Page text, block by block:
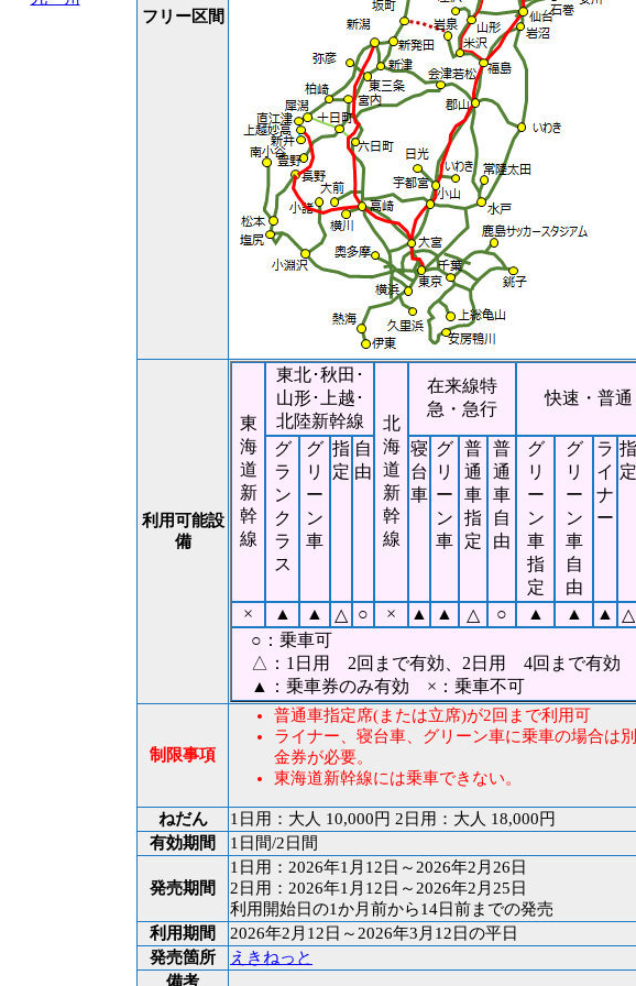
フリー区間
利用可能設
備
東
海
道
新
幹
線
東北･秋田･
山形･上越･
北陸新幹線
北
海
道
新
幹
線
在来線特
急・急行
快速・普通
グ
ラ
ン
ク
ラ
ス
グ
リ
ー
ン
車
指
定
自
由
寝
台
車
グ
リ
ー
ン
車
普
通
車
指
定
普
通
車
自
由
グ
リ
ー
ン
車
指
定
グ
リ
ー
ン
車
自
由
ラ
イ
ナ
ー
指
定
× ▲ ▲ △ ○ × ▲ ▲ △ ○ ▲ ▲ ▲ △
○：乗車可
△：1日用 2回まで有効、2日用 4回まで有効
▲：乗車券のみ有効 ×：乗車不可
制限事項
普通車指定席(または立席)が2回まで利用可
ライナー、寝台車、グリーン車に乗車の場合は
金券が必要。
東海道新幹線には乗車できない。
ねだん
1日用：大人 10,000円 2日用：大人 18,000円
有効期間
1日間/2日間
発売期間
1日用：2026年1月12日～2026年2月26日
2日用：2026年1月12日～2026年2月25日
利用開始日の1か月前から14日前までの発売
利用期間
2026年2月12日～2026年3月12日の平日
発売箇所
えきねっと
備考